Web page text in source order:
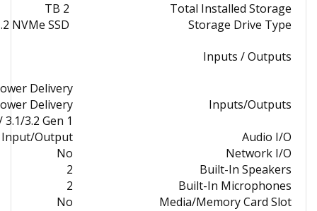
Total Installed Storage
2 TB
Storage Drive Type
NVMe SSD
Inputs / Outputs
Inputs/Outputs
Delivery
Delivery
3.1/3.2 Gen 1
Audio I/O
Input/Output
Network I/O
No
Built-In Speakers
2
Built-In Microphones
2
Media/Memory Card Slot
No